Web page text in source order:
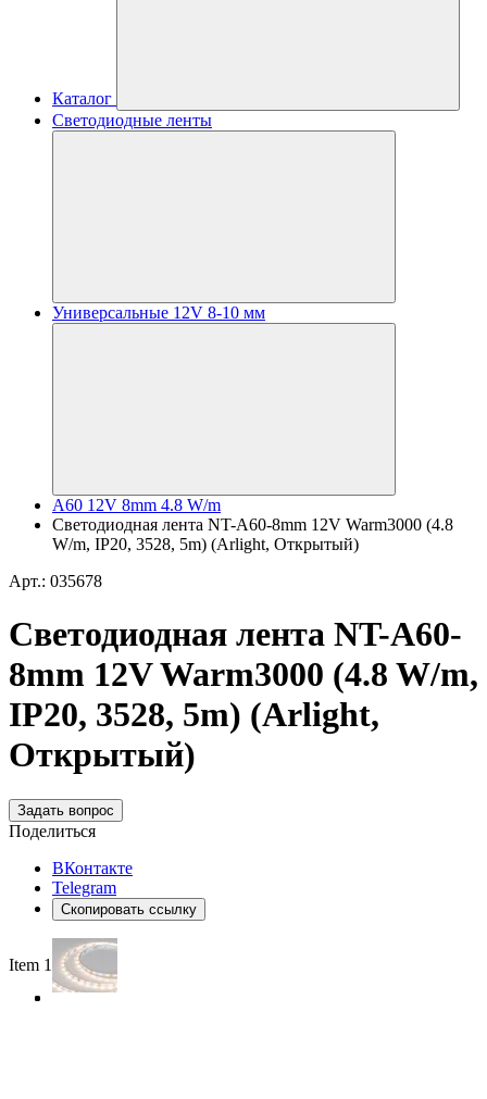
Каталог
Светодиодные ленты
Универсальные 12V 8-10 мм
A60 12V 8mm 4.8 W/m
Светодиодная лента NT-A60-8mm 12V Warm3000 (4.8
W/m, IP20, 3528, 5m) (Arlight, Открытый)
Арт.: 035678
Светодиодная лента NT-A60-
8mm 12V Warm3000 (4.8 W/m,
IP20, 3528, 5m) (Arlight,
Открытый)
Задать вопрос
Поделиться
ВКонтакте
Telegram
Скопировать ссылку
Item 1 of 3